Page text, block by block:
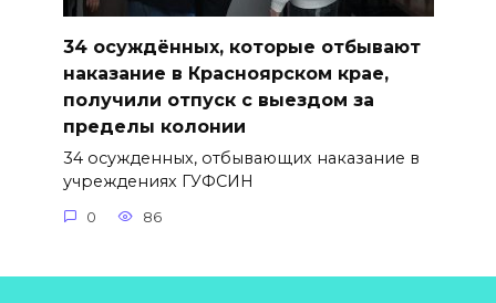
34 осуждённых, которые отбывают
наказание в Красноярском крае,
получили отпуск с выездом за
пределы колонии
34 осужденных, отбывающих наказание в
учреждениях ГУФСИН
0 86